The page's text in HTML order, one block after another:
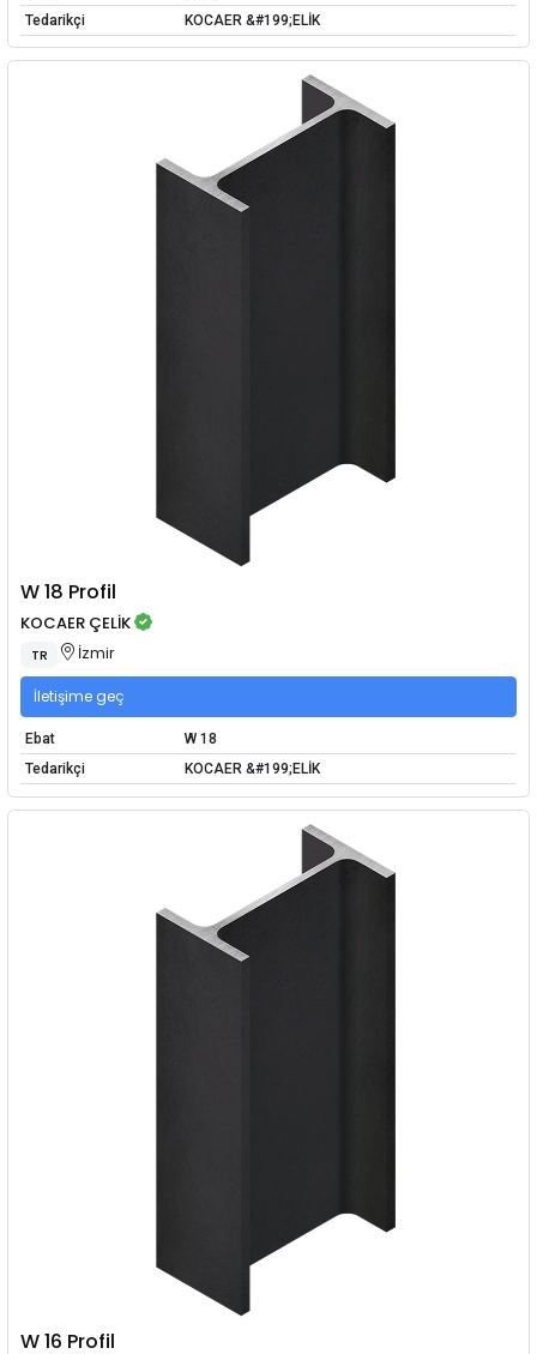
Tedarikçi
KOCAER &#199;ELİK
W 18 Profil
KOCAER ÇELİK
TR İzmir
İletişime geç
Ebat
W 18
Tedarikçi
KOCAER &#199;ELİK
W 16 Profil